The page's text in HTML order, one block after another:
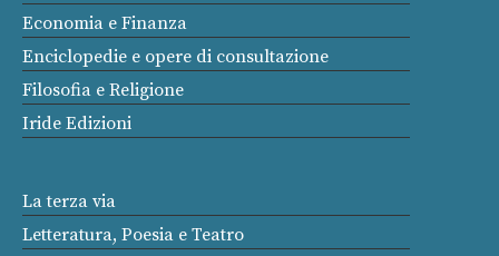
Economia e Finanza
Enciclopedie e opere di consultazione
Filosofia e Religione
Iride Edizioni
La terza via
Letteratura, Poesia e Teatro